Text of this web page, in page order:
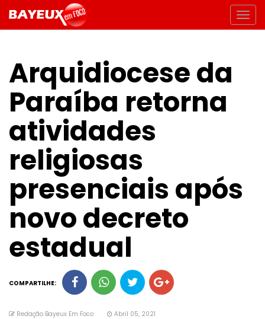
Arquidiocese da
Paraíba retorna
atividades
religiosas
presenciais após
novo decreto
estadual
COMPARTILHE:
Redação Bayeux Em Foco Abril 05, 2021